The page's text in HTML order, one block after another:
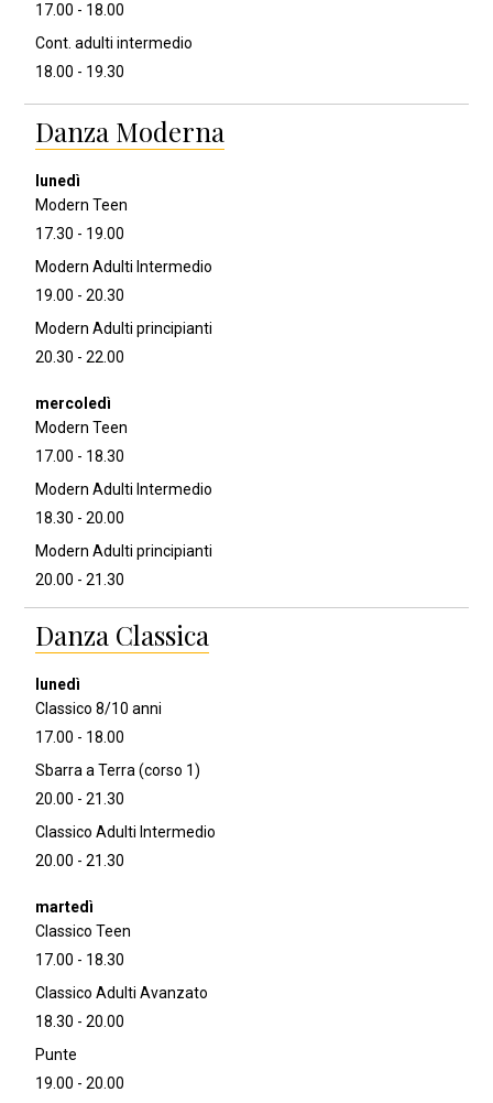
17.00 - 18.00
Cont. adulti intermedio
18.00 - 19.30
Danza Moderna
Modern Teen
17.30 - 19.00
Modern Adulti Intermedio
19.00 - 20.30
Modern Adulti principianti
20.30 - 22.00
Modern Teen
17.00 - 18.30
Modern Adulti Intermedio
18.30 - 20.00
Modern Adulti principianti
20.00 - 21.30
Danza Classica
Classico 8/10 anni
17.00 - 18.00
Sbarra a Terra (corso 1)
20.00 - 21.30
Classico Adulti Intermedio
20.00 - 21.30
Classico Teen
17.00 - 18.30
Classico Adulti Avanzato
18.30 - 20.00
Punte
19.00 - 20.00